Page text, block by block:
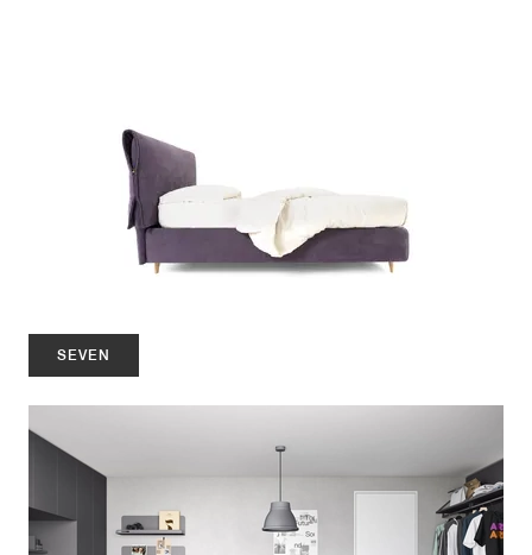
SEVEN